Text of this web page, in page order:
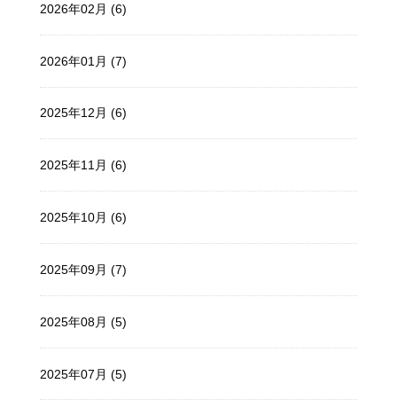
2026年02月 (6)
2026年01月 (7)
2025年12月 (6)
2025年11月 (6)
2025年10月 (6)
2025年09月 (7)
2025年08月 (5)
2025年07月 (5)